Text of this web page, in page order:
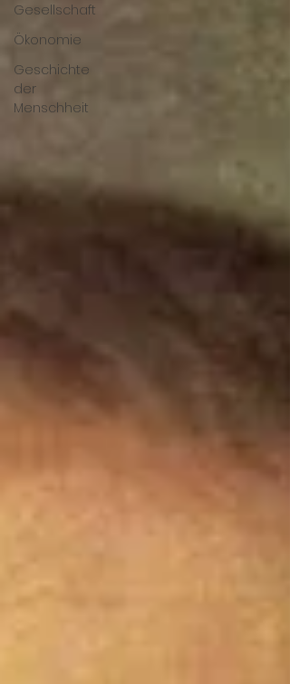
Gesellschaft
Ökonomie
Geschichte
der
Menschheit